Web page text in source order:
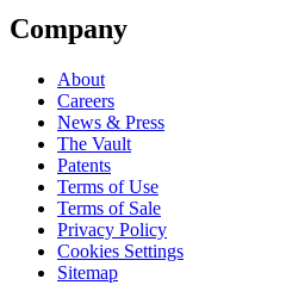
Company
About
Careers
News & Press
The Vault
Patents
Terms of Use
Terms of Sale
Privacy Policy
Cookies Settings
Sitemap